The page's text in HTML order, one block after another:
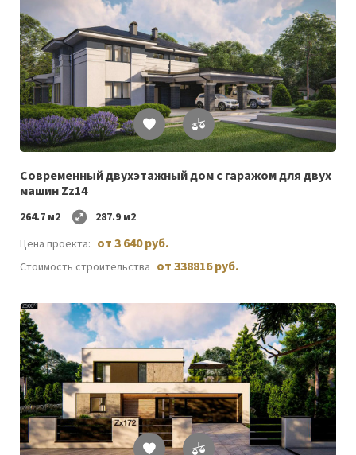
Список
желаемого
Современный двухэтажный дом с гаражом для двух
машин Zz14
264.7 м2
287.9 м2
Цена проекта: от 3 640 руб.
Стоимость строительства от 338816 руб.